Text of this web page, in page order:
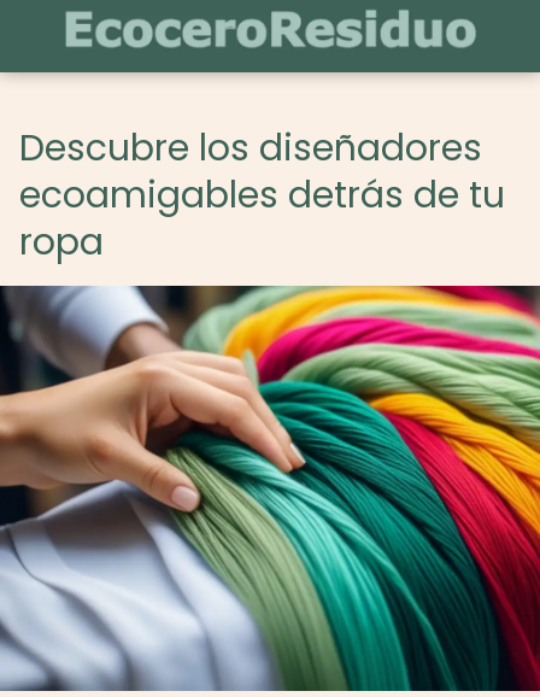
Descubre los diseñadores
ecoamigables detrás de tu
ropa